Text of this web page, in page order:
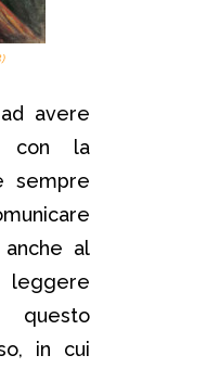
avere
con la
sempre
al
leggere
questo
in cui